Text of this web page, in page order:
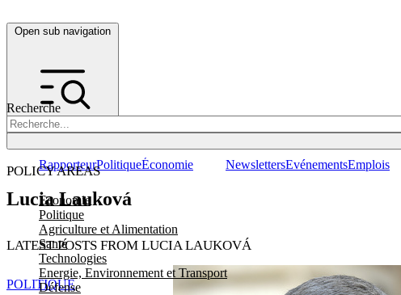
Open sub navigation
Recherche
POLICY AREAS
Economie
Politique
Agriculture et Alimentation
Santé
Technologies
Energie, Environnement et Transport
Défense
RapporteurPolitiqueÉconomie NewslettersEvénementsEmplois
Lucia Lauková
LATEST POSTS FROM LUCIA LAUKOVÁ
POLITIQUE